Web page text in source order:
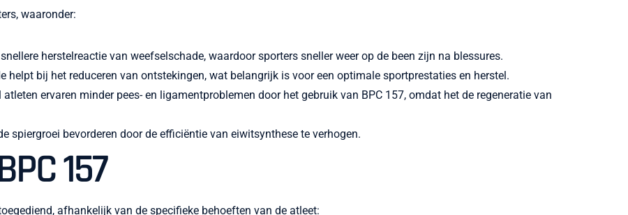
waaronder:
herstelreactie van weefselschade, waardoor sporters sneller weer op de been zijn na blessures.
helpt bij het reduceren van ontstekingen, wat belangrijk is voor een optimale sportprestaties en herstel.
atleten ervaren minder pees- en ligamentproblemen door het gebruik van BPC 157, omdat het de regeneratie van
spiergroei bevorderen door de efficiëntie van eiwitsynthese te verhogen.
157
afhankelijk van de specifieke behoeften van de atleet: